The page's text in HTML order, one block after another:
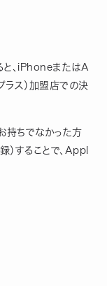
、iPhoneまたはA
ス）加盟店での決
持ちでなかった方
）することで、Appl